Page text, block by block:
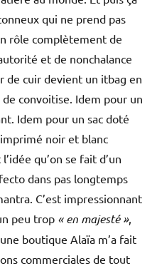
qui ne prend pas
rôle complètement de
et de nonchalance
de cuir devient un itbag en
convoitise. Idem pour un
Idem pour un sac doté
noir et blanc
qu’on se fait d’un
dans pas longtemps
C’est impressionnant
peu trop « en majesté »,
boutique Alaïa m’a fait
commerciales de tout